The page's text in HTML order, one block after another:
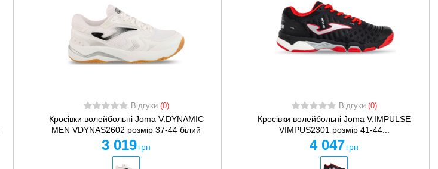
Відгуки (0)
Кросівки волейбольні Joma V.DYNAMIC
MEN VDYNAS2602 розмір 37-44 білий
3 019 грн
Відгуки (0)
Кросівки волейбольні Joma V.IMPULSE
VIMPUS2301 розмір 41-44...
4 047 грн